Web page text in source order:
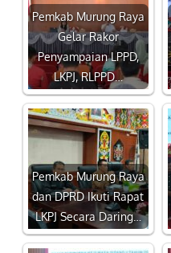
Pemkab Murung Raya
Gelar Rakor
Penyampaian LPPD,
LKPJ, RLPPD…
Pemkab Murung Raya
dan DPRD Ikuti Rapat
LKPJ Secara Daring…